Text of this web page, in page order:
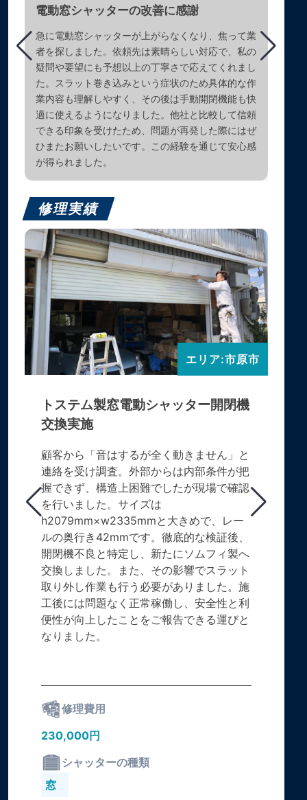
電動窓シャッターの改善に感謝
急に電動窓シャッターが上がらなくなり、焦って業
者を探しました。依頼先は素晴らしい対応で、私の
疑問や要望にも予想以上の丁寧さで応えてくれまし
た。スラット巻き込みという症状のため具体的な作
業内容も理解しやすく、その後は手動開閉機能も快
適に使えるようになりました。他社と比較して信頼
できる印象を受けたため、問題が再発した際にはぜ
ひまたお願いしたいです。この経験を通じて安心感
が得られました。
修理実績
エリア:市原市
トステム製窓電動シャッター開閉機
交換実施
顧客から「音はするが全く動きません」と
連絡を受け調査。外部からは内部条件が把
握できず、構造上困難でしたが現場で確認
を行いました。サイズは
h2079mm×w2335mmと大きめで、レー
ルの奥行き42mmです。徹底的な検証後、
開閉機不良と特定し、新たにソムフィ製へ
交換しました。また、その影響でスラット
取り外し作業も行う必要がありました。施
工後には問題なく正常稼働し、安全性と利
便性が向上したことをご報告できる運びと
なりました。
修理費用
230,000円
シャッターの種類
窓